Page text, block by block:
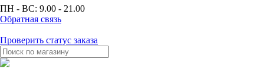
ПН - ВС: 9.00 - 21.00
Обратная связь
Проверить статус заказа